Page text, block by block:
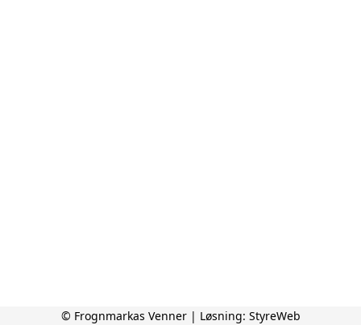
© Frognmarkas Venner | Løsning: StyreWeb